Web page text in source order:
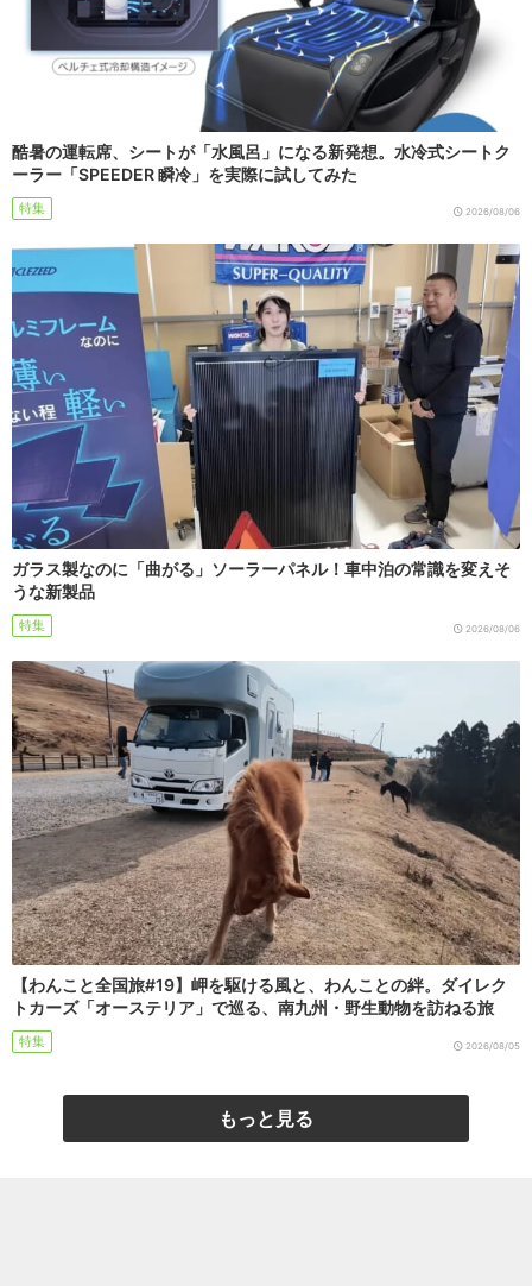
酷暑の運転席、シートが「水風呂」になる新発想。水冷式シートク
ーラー「SPEEDER 瞬冷」を実際に試してみた
特集 2026/08/06
ガラス製なのに「曲がる」ソーラーパネル！車中泊の常識を変えそ
うな新製品
特集 2026/08/06
【わんこと全国旅#19】岬を駆ける風と、わんことの絆。ダイレク
トカーズ「オーステリア」で巡る、南九州・野生動物を訪ねる旅
特集 2026/08/05
もっと見る